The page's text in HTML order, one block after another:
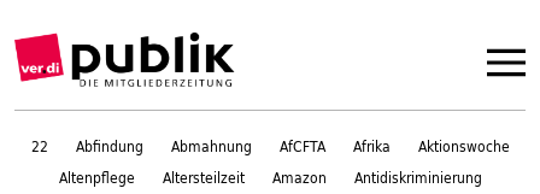
22 Abfindung Abmahnung AfCFTA Afrika
Aktionswoche
Altenpflege
Altersteilzeit Amazon Antidiskriminierung